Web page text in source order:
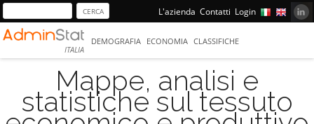
L'azienda Contatti Login
ITALIA
DEMOGRAFIA ECONOMIA CLASSIFICHE
Mappe, analisi e
statistiche sul tessuto